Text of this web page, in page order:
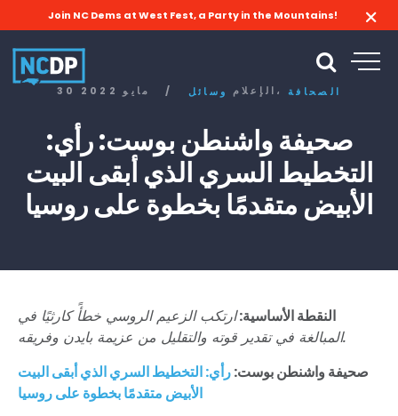
Join NC Dems at West Fest, a Party in the Mountains!
30 مايو 2022 / وسائل الإعلام،الصحافة
صحيفة واشنطن بوست: رأي:
التخطيط السري الذي أبقى البيت
الأبيض متقدمًا بخطوة على روسيا
النقطة الأساسية:ارتكب الزعيم الروسي خطأً كارثيًا في
المبالغة في تقدير قوته والتقليل من عزيمة بايدن وفريقه.
صحيفة واشنطن بوست:رأي: التخطيط السري الذي أبقى البيت
الأبيض متقدمًا بخطوة على روسيا